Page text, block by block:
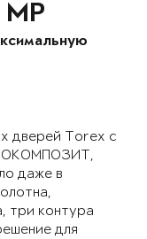
дверей Torex с
даже в
три контура
для